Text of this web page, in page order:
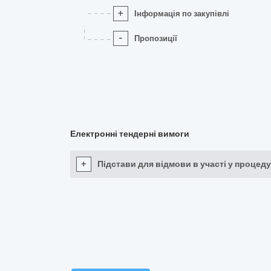
+ Інформація по закупівлі
- Пропозиції
Електронні тендерні вимоги
+ Підстави для відмови в участі у